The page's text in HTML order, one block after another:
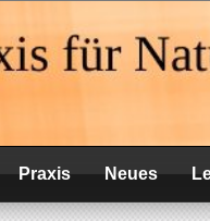
Praxis Neues